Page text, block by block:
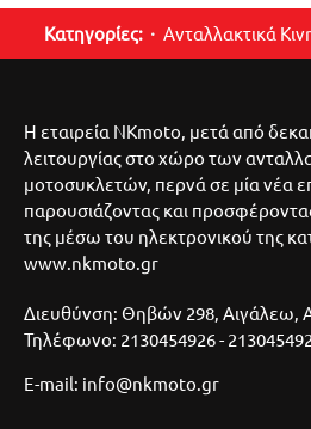
Κατηγορίες: Ανταλλακτικά
Η εταιρεία NKmoto, μετά από
λειτουργίας στο χώρο των
μοτοσυκλετών, περνά σε μία νέα
παρουσιάζοντας και
της μέσω του ηλεκτρονικού της
www.nkmoto.gr
Διευθύνση: Θηβών 298, Αιγάλεω,
Τηλέφωνο: 2130454926 -
E-mail: info@nkmoto.gr